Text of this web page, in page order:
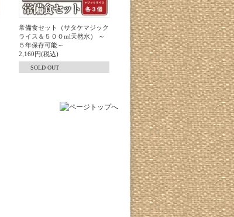
常備食セット（サタケマジック
ライス＆５００ml天然水） ～
５年保存可能～
2,160円(税込)
SOLD OUT